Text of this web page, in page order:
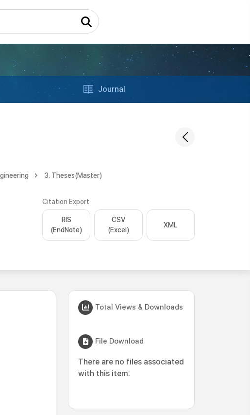
Journal
3. Theses(Master)
Citation Export
RIS
(EndNote)
CSV
(Excel)
XML
Total Views & Downloads
File Download
There are no files associated
with this item.